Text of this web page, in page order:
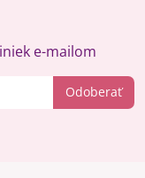
Odoberať
e-mailom